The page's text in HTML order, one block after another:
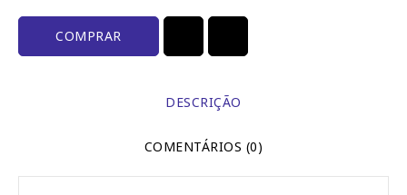
COMPRAR
DESCRIÇÃO
COMENTÁRIOS (0)